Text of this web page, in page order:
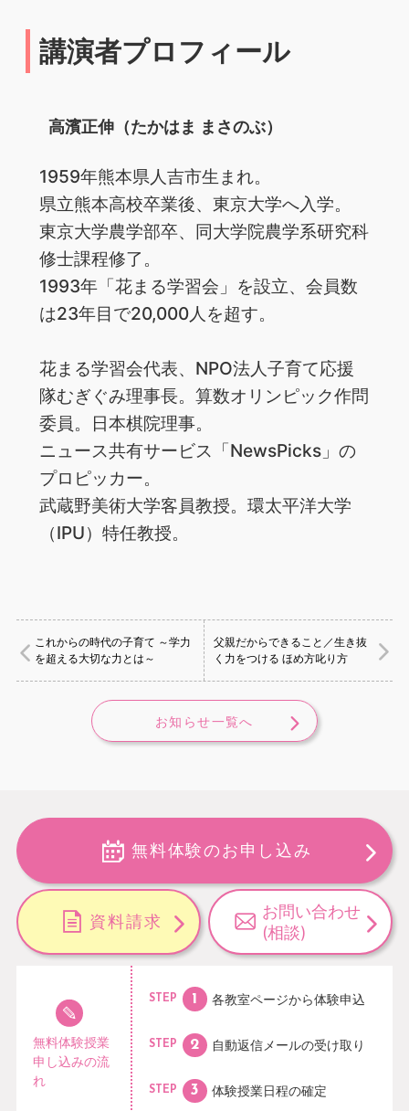
講演者プロフィール
高濱正伸（たかはま まさのぶ）
1959年熊本県人吉市生まれ。
県立熊本高校卒業後、東京大学へ入学。
東京大学農学部卒、同大学院農学系研究科
修士課程修了。
1993年「花まる学習会」を設立、会員数
は23年目で20,000人を超す。
花まる学習会代表、NPO法人子育て応援
隊むぎぐみ理事長。算数オリンピック作問
委員。日本棋院理事。
ニュース共有サービス「NewsPicks」の
プロピッカー。
武蔵野美術大学客員教授。環太平洋大学
（IPU）特任教授。
これからの時代の子育て ～学力
を超える大切な力とは～
父親だからできること／生き抜
く力をつける ほめ方叱り方
お知らせ一覧へ
無料体験のお申し込み
資料請求
お問い合わせ
(相談)
無料体験授業
申し込みの流
れ
STEP 各教室ページから体験申込
STEP 自動返信メールの受け取り
STEP 体験授業日程の確定